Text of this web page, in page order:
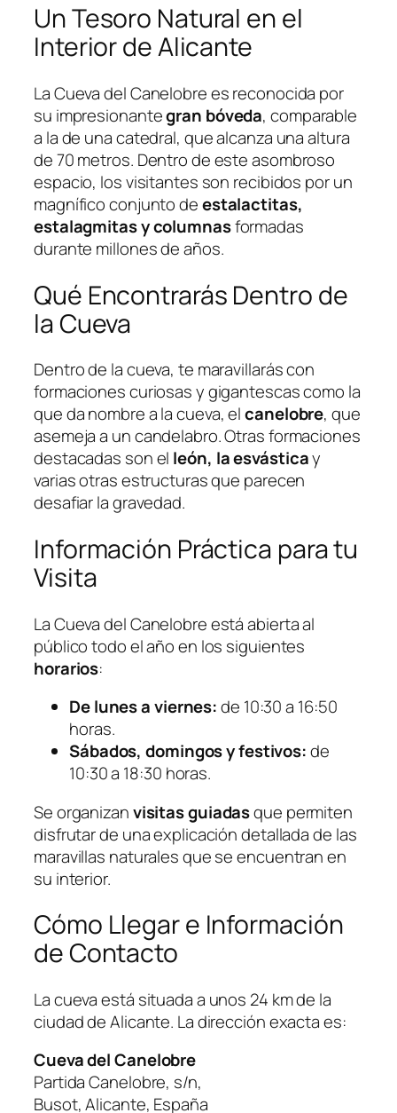
Un Tesoro Natural en el
Interior de Alicante
La Cueva del Canelobre es reconocida por
su impresionantegran bóveda, comparable
a la de una catedral, que alcanza una altura
de 70 metros. Dentro de este asombroso
espacio, los visitantes son recibidos por un
magnífico conjunto deestalactitas,
estalagmitas y columnasformadas
durante millones de años.
Qué Encontrarás Dentro de
la Cueva
Dentro de la cueva, te maravillarás con
formaciones curiosas y gigantescas como la
que da nombre a la cueva, elcanelobre, que
asemeja a un candelabro. Otras formaciones
destacadas son el león, la esvásticay
varias otras estructuras que parecen
desafiar la gravedad.
Información Práctica para tu
Visita
La Cueva del Canelobre está abierta al
público todo el año en los siguientes
horarios:
De lunes a viernes:de 10:30 a 16:50
horas.
Sábados, domingos y festivos:de
10:30 a 18:30 horas.
Se organizanvisitas guiadasque permiten
disfrutar de una explicación detallada de las
maravillas naturales que se encuentran en
su interior.
Cómo Llegar e Información
de Contacto
La cueva está situada a unos 24 km de la
ciudad de Alicante. La dirección exacta es:
Cueva del Canelobre
Partida Canelobre, s/n,
Busot, Alicante, España